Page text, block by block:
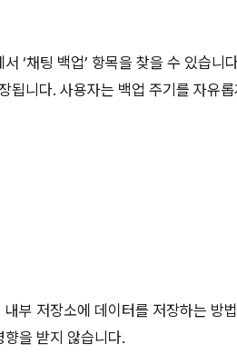
‘채팅 백업’ 항목을 찾을 수 있습니
됩니다. 사용자는 백업 주기를 자유
부 저장소에 데이터를 저장하는 방
을 받지 않습니다.